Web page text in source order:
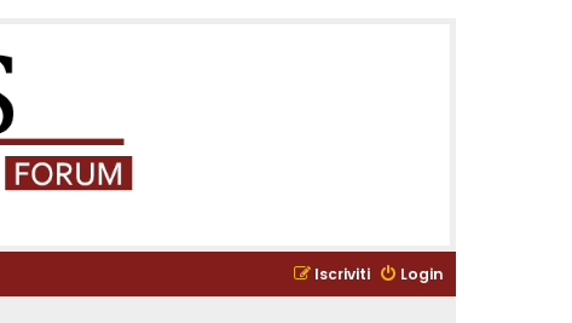
Login
Iscriviti